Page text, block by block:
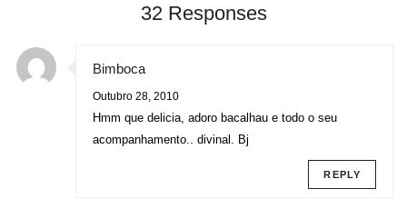
32 Responses
Bimboca
Outubro 28, 2010
Hmm que delicia, adoro bacalhau e todo o seu
acompanhamento.. divinal. Bj
REPLY